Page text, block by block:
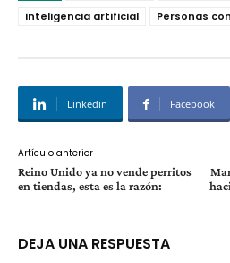
inteligencia artificial
Personas
Linkedin Facebook
Artículo anterior
Reino Unido ya no vende perritos
en tiendas, esta es la razón:
DEJA UNA RESPUESTA